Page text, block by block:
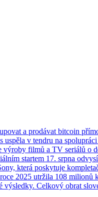
a prodávat bitcoin
v tendru na
výroby filmů a TV seriálů o
startem 17. srpna
která poskytuje
2025 utržila 108 milionů
výsledky. Celkový obrat